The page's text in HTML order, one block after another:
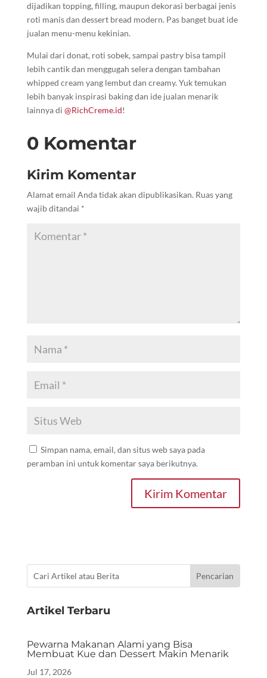
dijadikan topping, filling, maupun dekorasi berbagai jenis
roti manis dan dessert bread modern. Pas banget buat ide
jualan menu-menu kekinian.
Mulai dari donat, roti sobek, sampai pastry bisa tampil
lebih cantik dan menggugah selera dengan tambahan
whipped cream yang lembut dan creamy. Yuk temukan
lebih banyak inspirasi baking dan ide jualan menarik
lainnya di @RichCreme.id!
0 Komentar
Kirim Komentar
Alamat email Anda tidak akan dipublikasikan. Ruas yang
wajib ditandai *
Simpan nama, email, dan situs web saya pada
peramban ini untuk komentar saya berikutnya.
Kirim Komentar
Artikel Terbaru
Pewarna Makanan Alami yang Bisa
Membuat Kue dan Dessert Makin Menarik
Jul 17, 2026